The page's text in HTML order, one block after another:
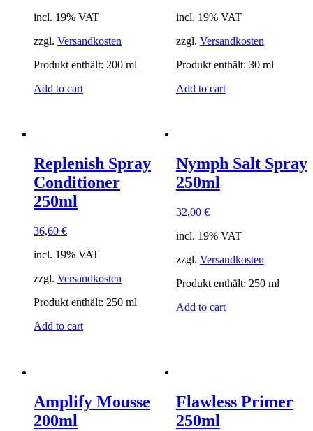
incl. 19% VAT
zzgl. Versandkosten
Produkt enthält: 200 ml
Add to cart
incl. 19% VAT
zzgl. Versandkosten
Produkt enthält: 30 ml
Add to cart
Replenish Spray
Conditioner
250ml
36,60 €
incl. 19% VAT
zzgl. Versandkosten
Produkt enthält: 250 ml
Add to cart
Nymph Salt Spray
250ml
32,00 €
incl. 19% VAT
zzgl. Versandkosten
Produkt enthält: 250 ml
Add to cart
Amplify Mousse
200ml
Flawless Primer
250ml